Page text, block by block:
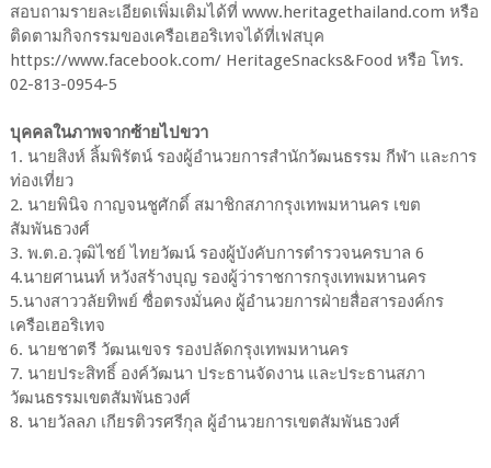
สอบถามรายละเอียดเพิ่มเติมได้ที่ www.heritagethailand.com หรือ
ติดตามกิจกรรมของเครือเฮอริเทจได้ที่เฟสบุค
https://www.facebook.com/ HeritageSnacks&Food หรือ โทร.
02-813-0954-5
บุคคลในภาพจากซ้ายไปขวา
1. นายสิงห์ ลิ้มพิรัตน์ รองผู้อำนวยการสำนักวัฒนธรรม กีฬา และการ
ท่องเที่ยว
2. นายพินิจ กาญจนชูศักดิ์ สมาชิกสภากรุงเทพมหานคร เขต
สัมพันธวงศ์
3. พ.ต.อ.วุฒิไชย์ ไทยวัฒน์ รองผู้บังคับการตำรวจนครบาล 6
4.นายศานนท์ หวังสร้างบุญ รองผู้ว่าราชการกรุงเทพมหานคร
5.นางสาววลัยทิพย์ ซื่อตรงมั่นคง ผู้อำนวยการฝ่ายสื่อสารองค์กร
เครือเฮอริเทจ
6. นายชาตรี วัฒนเขจร รองปลัดกรุงเทพมหานคร
7. นายประสิทธิ์ องค์วัฒนา ประธานจัดงาน และประธานสภา
วัฒนธรรมเขตสัมพันธวงศ์
8. นายวัลลภ เกียรติวรศรีกุล ผู้อำนวยการเขตสัมพันธวงศ์